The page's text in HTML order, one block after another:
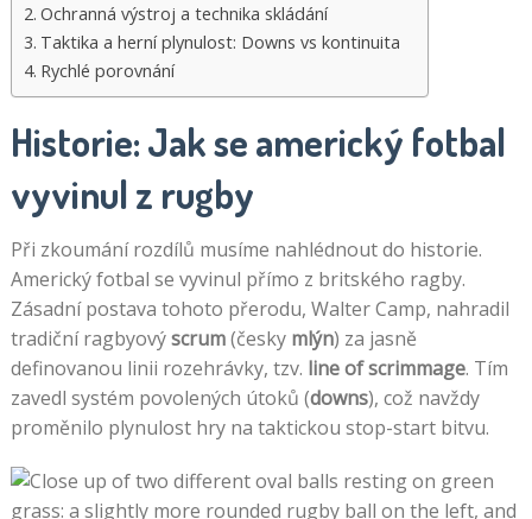
Ochranná výstroj a technika skládání
Taktika a herní plynulost: Downs vs kontinuita
Rychlé porovnání
Historie: Jak se americký fotbal
vyvinul z rugby
Při zkoumání rozdílů musíme nahlédnout do historie.
Americký fotbal se vyvinul přímo z britského ragby.
Zásadní postava tohoto přerodu, Walter Camp, nahradil
tradiční ragbyovýscrum(česky mlýn) za jasně
definovanou linii rozehrávky, tzv. line of scrimmage. Tím
zavedl systém povolených útoků (downs), což navždy
proměnilo plynulost hry na taktickou stop-start bitvu.